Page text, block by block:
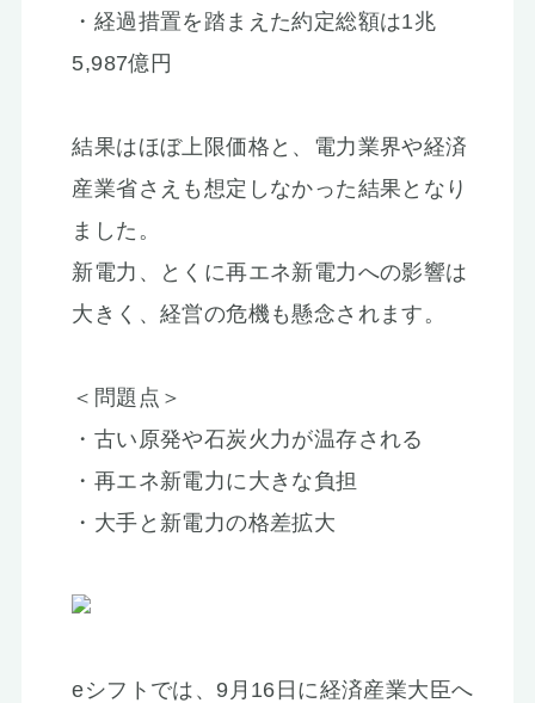
・経過措置を踏まえた約定総額は1兆
5,987億円
結果はほぼ上限価格と、電力業界や経済
産業省さえも想定しなかった結果となり
ました。
新電力、とくに再エネ新電力への影響は
大きく、経営の危機も懸念されます。
＜問題点＞
・古い原発や石炭火力が温存される
・再エネ新電力に大きな負担
・大手と新電力の格差拡大
eシフトでは、9月16日に経済産業大臣へ